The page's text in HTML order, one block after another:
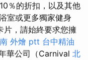
％的折扣，以及其他
室或更多獨家健身
片，請始終要求您擁
外燴 ptt 台中精油
華公司（Carnival 北